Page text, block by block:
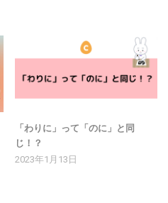
「わりに」って「のに」と同
じ！？
2023年1月13日